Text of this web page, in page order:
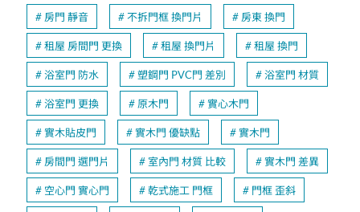
房門 靜音 不拆門框 換門片 房東 換門
租屋 房間門 更換 租屋 換門片 租屋 換門
浴室門 防水 塑鋼門 PVC門 差別 浴室門 材質
浴室門 更換 原木門 實心木門
實木貼皮門 實木門 優缺點 實木門
房間門 選門片 室內門 材質 比較 實木門 差異
空心門 實心門 乾式施工 門框 門框 歪斜